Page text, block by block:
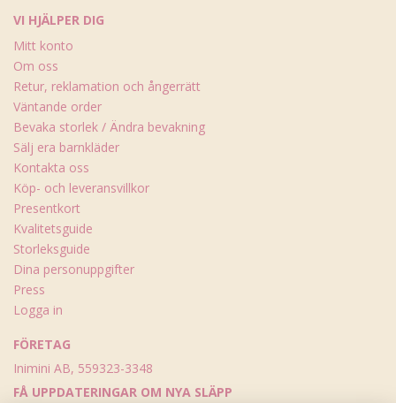
VI HJÄLPER DIG
Mitt konto
Om oss
Retur, reklamation och ångerrätt
Väntande order
Bevaka storlek / Ändra bevakning
Sälj era barnkläder
Kontakta oss
Köp- och leveransvillkor
Presentkort
Kvalitetsguide
Storleksguide
Dina personuppgifter
Press
Logga in
FÖRETAG
Inimini AB, 559323-3348
FÅ UPPDATERINGAR OM NYA SLÄPP